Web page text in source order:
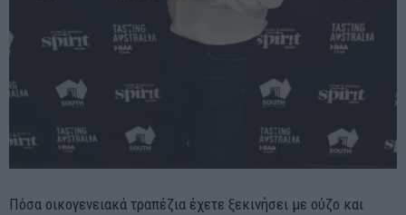
Πόσα οικογενειακά τραπέζια έχετε ξεκινήσει με ούζο και